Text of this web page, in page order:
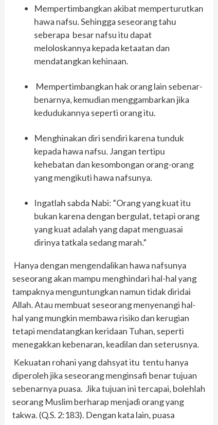
Mempertimbangkan akibat memperturutkan
hawa nafsu. Sehingga seseorang tahu
seberapa besar nafsu itu dapat
meloloskannya kepada ketaatan dan
mendatangkan kehinaan.
Mempertimbangkan hak orang lain sebenar-
benarnya, kemudian menggambarkan jika
kedudukannya seperti orang itu.
Menghinakan diri sendiri karena tunduk
kepada hawa nafsu. Jangan tertipu
kehebatan dan kesombongan orang-orang
yang mengikuti hawa nafsunya.
Ingatlah sabda Nabi: “Orang yang kuat itu
bukan karena dengan bergulat, tetapi orang
yang kuat adalah yang dapat menguasai
dirinya tatkala sedang marah.”
Hanya dengan mengendalikan hawa nafsunya
seseorang akan mampu menghindari hal-hal yang
tampaknya menguntungkan namun tidak diridai
Allah. Atau membuat seseorang menyenangi hal-
hal yang mungkin membawa risiko dan kerugian
tetapi mendatangkan keridaan Tuhan, seperti
menegakkan kebenaran, keadilan dan seterusnya.
Kekuatan rohani yang dahsyat itu tentu hanya
diperoleh jika seseorang menginsafi benar tujuan
sebenarnya puasa. Jika tujuan ini tercapai, bolehlah
seorang Muslim berharap menjadi orang yang
takwa. (Q.S. 2:183). Dengan kata lain, puasa